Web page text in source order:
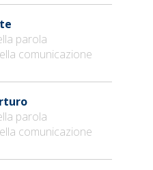
parola
comunicazione
parola
comunicazione